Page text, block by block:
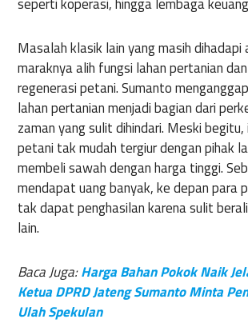
Masalah klasiklain yangmasih dihadapi
maraknyaalih fungsi lahan pertaniandan
regenerasi petani.Sumanto menganggap
lahan pertanian menjadi bagian dari
zaman yangsulit dihindari. Meski begitu,
petani takmudah tergiurdengan pihak
membelisawahdengan hargatinggi.
mendapatuangbanyak,ke depanpara
takdapat penghasilan karenasulit
lain.
Baca Juga:HargaBahanPokokNaik
KetuaDPRDJatengSumantoMinta
UlahSpekulan